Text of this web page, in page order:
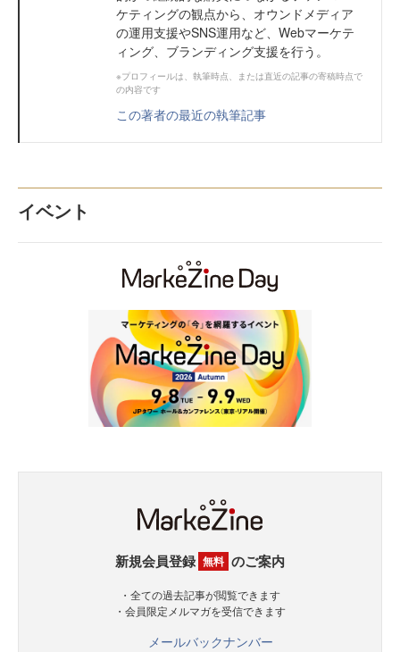
ケティングの観点から、オウンドメディア
の運用支援やSNS運用など、Webマーケテ
ィング、ブランディング支援を行う。
※プロフィールは、執筆時点、または直近の記事の寄稿時点で
の内容です
この著者の最近の執筆記事
イベント
新規会員登録 無料 のご案内
・全ての過去記事が閲覧できます
・会員限定メルマガを受信できます
メールバックナンバー